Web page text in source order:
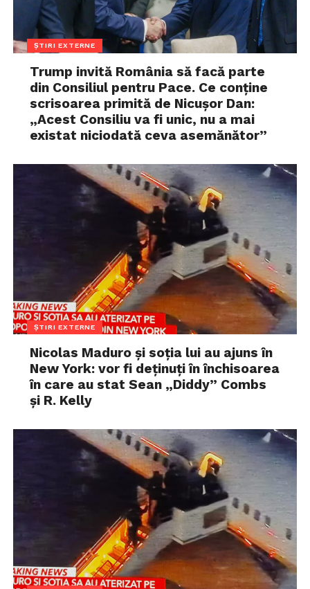
ȘTIRI EXTERNE
Trump invită România să facă parte
din Consiliul pentru Pace. Ce conține
scrisoarea primită de Nicușor Dan:
„Acest Consiliu va fi unic, nu a mai
existat niciodată ceva asemănător”
ȘTIRI EXTERNE
Nicolas Maduro și soția lui au ajuns în
New York: vor fi deținuți în închisoarea
în care au stat Sean „Diddy” Combs
și R. Kelly